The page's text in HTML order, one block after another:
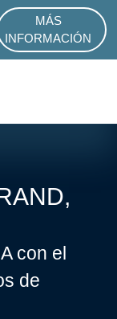
MÁS
INFORMACIÓN
ABOUT .BRAND
con el
de